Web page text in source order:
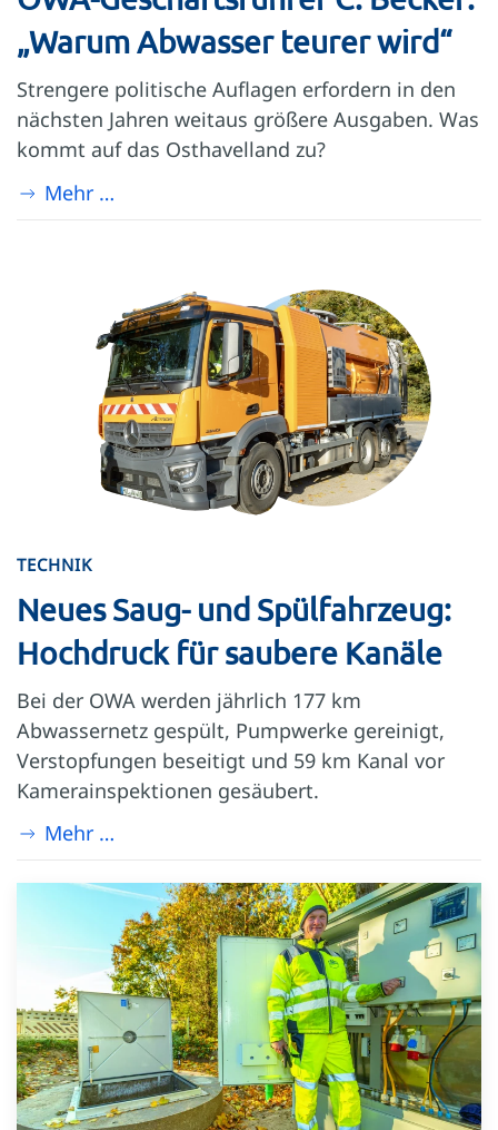
„Warum Abwasser teurer wird“
Strengere politische Auflagen erfordern in den
nächsten Jahren weitaus größere Ausgaben. Was
kommt auf das Osthavelland zu?
Mehr …
TECHNIK
Neues Saug- und Spülfahrzeug:
Hochdruck für saubere Kanäle
Bei der OWA werden jährlich 177 km
Abwassernetz gespült, Pumpwerke gereinigt,
Verstopfungen beseitigt und 59 km Kanal vor
Kamerainspektionen gesäubert.
Mehr …